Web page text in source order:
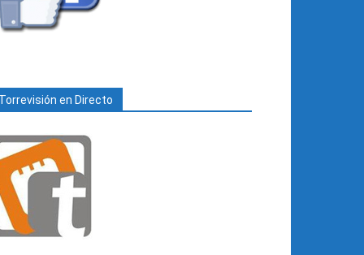
en Directo